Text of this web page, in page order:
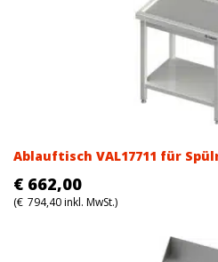
Ablauftisch VAL17711 für
€ 662,00
(€ 794,40inkl. MwSt.)